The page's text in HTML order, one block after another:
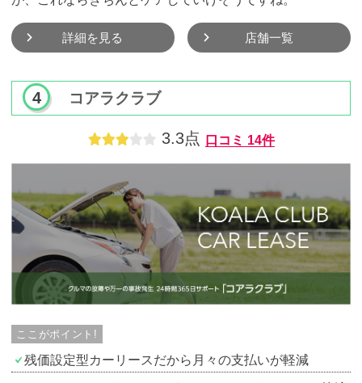
詳細を見る 店舗一覧
コアラクラブ
3.3点 口コミ 14件
ここがポイント!
残価設定型カーリースだから月々の支払いが軽減